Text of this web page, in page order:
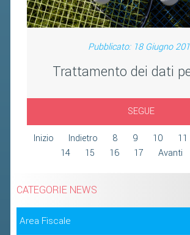
Pubblicato: 18 Giugno
Trattamento dei dati
SEGUE
Inizio Indietro 8 9 10 11
14 15 16 17 Avanti
CATEGORIE NEWS
Area Fiscale
RIVISTA BADMANIA
2026
2022
2021
2018